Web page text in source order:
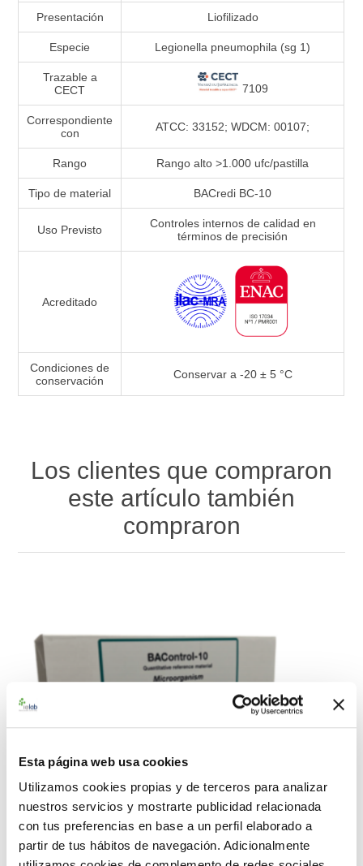
Esta página web usa cookies
Utilizamos cookies propias y de terceros para analizar
nuestros servicios y mostrarte publicidad relacionada
con tus preferencias en base a un perfil elaborado a
partir de tus hábitos de navegación. Adicionalmente
Presentación Liofilizado
Especie Legionella pneumophila (sg 1)
Trazable a
CECT
7109
Correspondiente
con
ATCC: 33152; WDCM: 00107;
Rango Rango alto >1.000 ufc/pastilla
Tipo de material BACredi BC-10
Uso Previsto
Controles internos de calidad en
términos de precisión
Acreditado
Condiciones de
conservación
Conservar a -20 ± 5 °C
Los clientes que compraron
este artículo también
compraron